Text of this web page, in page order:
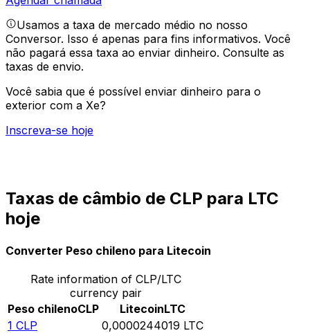
Usamos a taxa de mercado médio no nosso
Conversor. Isso é apenas para fins informativos. Você
não pagará essa taxa ao enviar dinheiro. Consulte as
taxas de envio.
Você sabia que é possível enviar dinheiro para o
exterior com a Xe?
Inscreva-se hoje
Taxas de câmbio de CLP para LTC
hoje
Converter Peso chileno para Litecoin
Rate information of CLP/LTC
currency pair
Peso chilenoCLP LitecoinLTC
1 CLP 0,0000244019 LTC